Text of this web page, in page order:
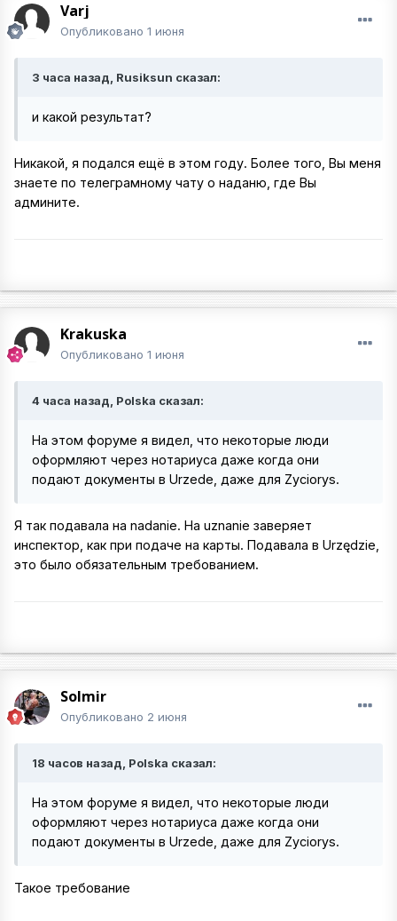
Varj
Опубликовано 1 июня
3 часа назад, Rusiksun сказал:
и какой результат?
Никакой, я подался ещё в этом году. Более того, Вы меня
знаете по телеграмному чату о наданю, где Вы
админите.
Krakuska
Опубликовано 1 июня
4 часа назад, Polska сказал:
На этом форуме я видел, что некоторые люди
оформляют через нотариуса даже когда они
подают документы в Urzede, даже для Zyciorys.
Я так подавала на nadanie. На uznanie заверяет
инспектор, как при подаче на карты. Подавала в Urzędzie,
это было обязательным требованием.
Solmir
Опубликовано 2 июня
18 часов назад, Polska сказал:
На этом форуме я видел, что некоторые люди
оформляют через нотариуса даже когда они
подают документы в Urzede, даже для Zyciorys.
Такое требование